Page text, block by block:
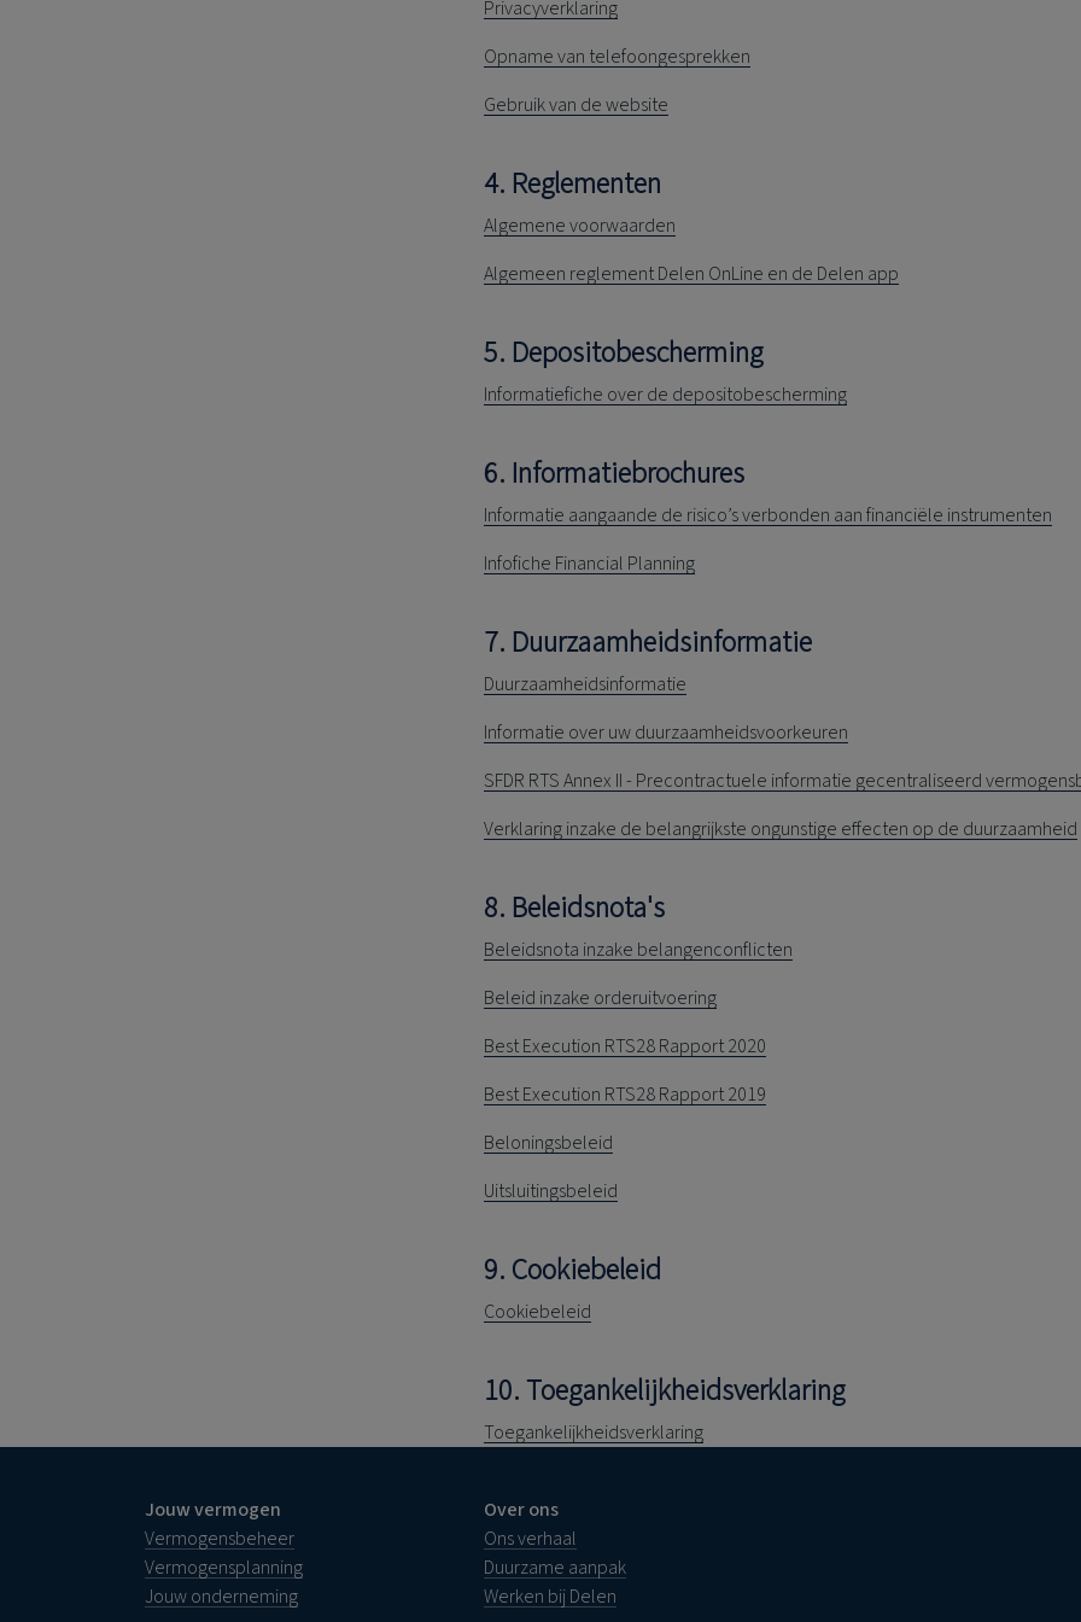
Privacyverklaring
Opname van telefoongesprekken
Gebruik van de website
4. Reglementen
Algemene voorwaarden
Algemeen reglement Delen OnLine en de Delen app
5. Depositobescherming
Informatiefiche over de depositobescherming
6. Informatiebrochures
Informatie aangaande de risico’s verbonden aan financiële instrumenten
Infofiche Financial Planning
7. Duurzaamheidsinformatie
Duurzaamheidsinformatie
Informatie over uw duurzaamheidsvoorkeuren
SFDR RTS Annex II - Precontractuele informatie gecentraliseerd
Verklaring inzake de belangrijkste ongunstige effecten op de duurzaamheid
8. Beleidsnota's
Beleidsnota inzake belangenconflicten
Beleid inzake orderuitvoering
Best Execution RTS28 Rapport 2020
Best Execution RTS28 Rapport 2019
Beloningsbeleid
Uitsluitingsbeleid
9. Cookiebeleid
Cookiebeleid
10. Toegankelijkheidsverklaring
Toegankelijkheidsverklaring
Jouw vermogen
Vermogensbeheer
Vermogensplanning
Jouw onderneming
Over ons
Ons verhaal
Duurzame aanpak
Werken bij Delen